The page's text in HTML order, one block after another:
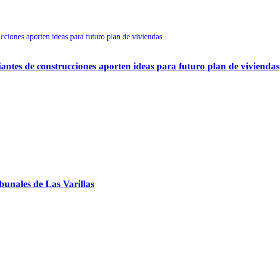
de construcciones aporten ideas para futuro plan de viviendas
de Las Varillas